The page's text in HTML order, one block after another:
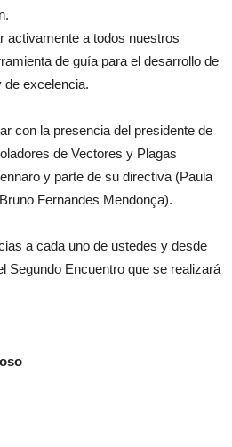
activamente a todos nuestros
de guía para el desarrollo de
de excelencia.
con la presencia del presidente de
de Vectores y Plagas
y parte de su directiva (Paula
Fernandes Mendonça).
a cada uno de ustedes y desde
Segundo Encuentro que se realizará